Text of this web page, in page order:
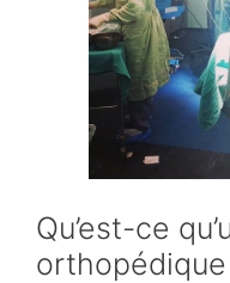
Qu’est-ce
orthopédique